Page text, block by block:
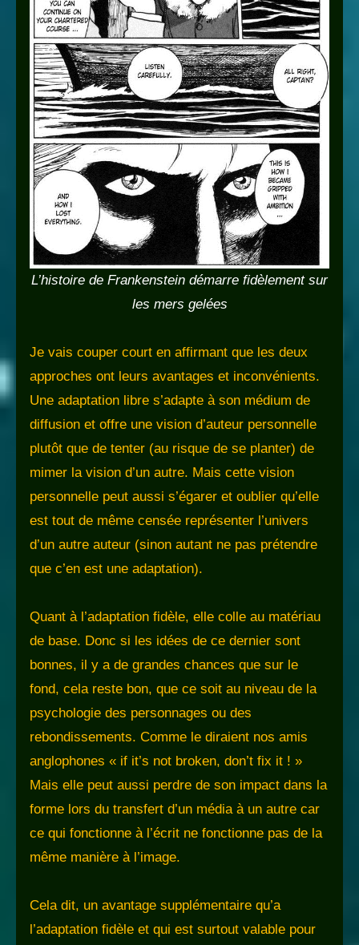
L’histoire de Frankenstein démarre fidèlement sur
les mers gelées
Je vais couper court en affirmant que les deux
approches ont leurs avantages et inconvénients.
Une adaptation libre s’adapte à son médium de
diffusion et offre une vision d’auteur personnelle
plutôt que de tenter (au risque de se planter) de
mimer la vision d’un autre. Mais cette vision
personnelle peut aussi s’égarer et oublier qu’elle
est tout de même censée représenter l’univers
d’un autre auteur (sinon autant ne pas prétendre
que c’en est une adaptation).
Quant à l’adaptation fidèle, elle colle au matériau
de base. Donc si les idées de ce dernier sont
bonnes, il y a de grandes chances que sur le
fond, cela reste bon, que ce soit au niveau de la
psychologie des personnages ou des
rebondissements. Comme le diraient nos amis
anglophones « if it’s not broken, don’t fix it ! »
Mais elle peut aussi perdre de son impact dans la
forme lors du transfert d’un média à un autre car
ce qui fonctionne à l’écrit ne fonctionne pas de la
même manière à l’image.
Cela dit, un avantage supplémentaire qu’a
l’adaptation fidèle et qui est surtout valable pour